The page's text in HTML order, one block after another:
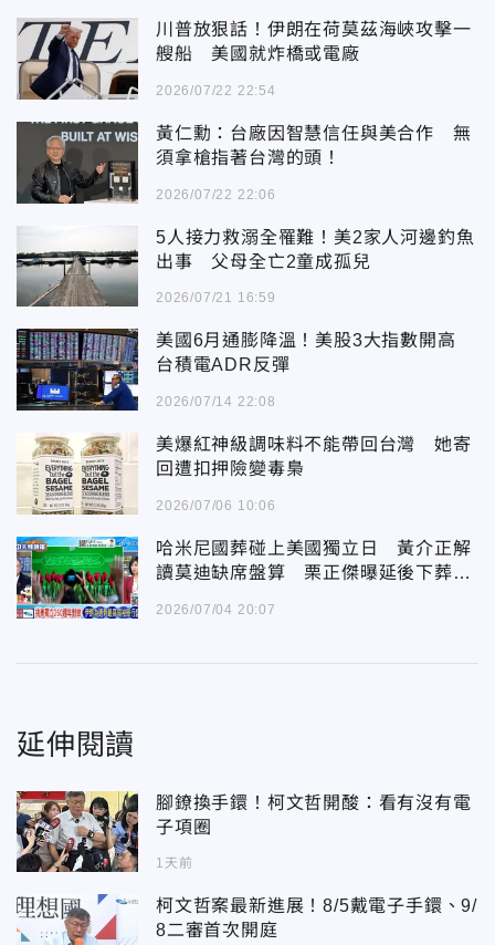
川普放狠話！伊朗在荷莫茲海峽攻擊一
艘船 美國就炸橋或電廠
2026/07/22 22:54
黃仁勳：台廠因智慧信任與美合作 無
須拿槍指著台灣的頭！
2026/07/22 22:06
5人接力救溺全罹難！美2家人河邊釣魚
出事 父母全亡2童成孤兒
2026/07/21 16:59
美國6月通膨降溫！美股3大指數開高
台積電ADR反彈
2026/07/14 22:08
美爆紅神級調味料不能帶回台灣 她寄
回遭扣押險變毒梟
2026/07/06 10:06
哈米尼國葬碰上美國獨立日 黃介正解
讀莫迪缺席盤算 栗正傑曝延後下葬三
2026/07/04 20:07
延伸閱讀
腳鐐換手鐶！柯文哲開酸：看有沒有電
子項圈
1天前
柯文哲案最新進展！8/5戴電子手鐶、9/
8二審首次開庭